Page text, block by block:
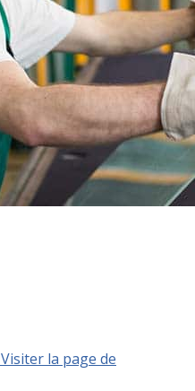
Visiter la page de